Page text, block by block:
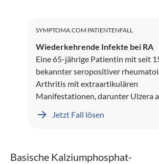
SYMPTOMA.COM PATIENTENFALL
Wiederkehrende Infekte bei RA
Eine 65-jährige Patientin mit seit
bekannter seropositiver
Arthritis mit extraartikulären
Manifestationen, darunter Ulzera
präsentiert sich mit seit mehreren
Jetzt Fall lösen
Basische Kalziumphosphat-